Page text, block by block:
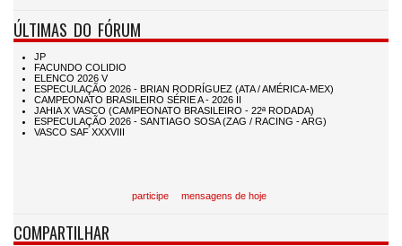
ÚLTIMAS DO FÓRUM
participe mensagens de hoje
COMPARTILHAR